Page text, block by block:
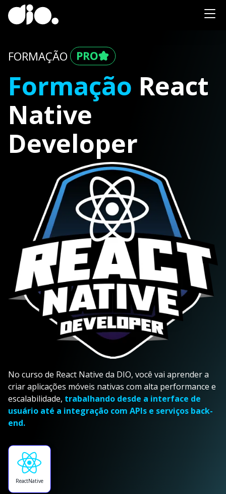
FORMAÇÃO
Formação React
Native
Developer
No curso de React Native da DIO, você vai aprender a
criar aplicações móveis nativas com alta performance e
escalabilidade, trabalhando desde a interface de
usuário até a integração com APIs e serviços back-
end.
ReactNative